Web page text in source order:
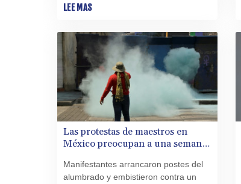
renovación en escuelas francesas,
autoridades y empresas públicas,
cuando una ola de calor azota el país.
LEE MAS
Las protestas de maestros en
México preocupan a una semana
Manifestantes arrancaron postes del
alumbrado y embistieron contra un